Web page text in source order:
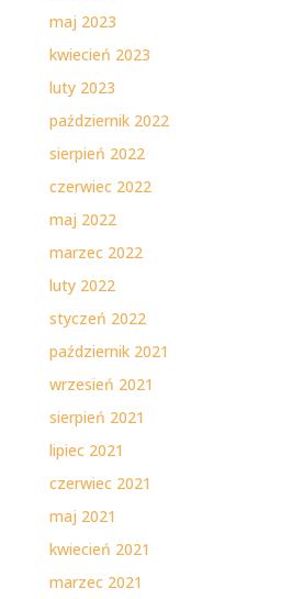
maj 2023
kwiecień 2023
luty 2023
październik 2022
sierpień 2022
czerwiec 2022
maj 2022
marzec 2022
luty 2022
styczeń 2022
październik 2021
wrzesień 2021
sierpień 2021
lipiec 2021
czerwiec 2021
maj 2021
kwiecień 2021
marzec 2021